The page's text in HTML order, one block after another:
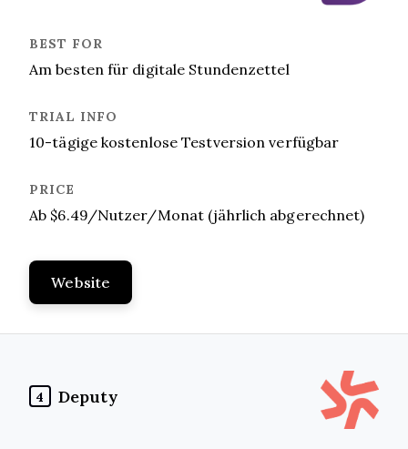
Am besten für digitale Stundenzettel
10-tägige kostenlose Testversion verfügbar
Ab $6.49/Nutzer/Monat (jährlich abgerechnet)
Website
4 Deputy